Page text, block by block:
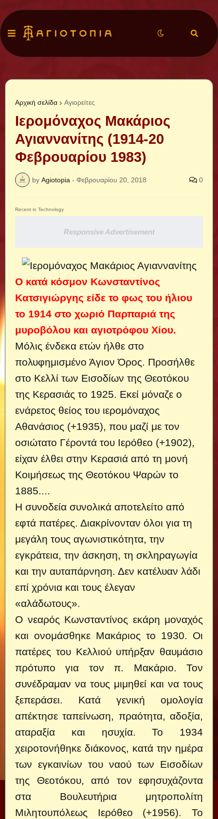
Αρχική σελίδα Αγιορείτες
Ιερομόναχος Μακάριος
Αγιαννανίτης (1914-20
Φεβρουαρίου 1983)
by Agiotopia - Φεβρουαρίου 20, 2018 0
Recent in Technology
Responsive Advertisement
Ο κατά κόσμον Κωνσταντίνος
Κατσιγιώργης είδε το φως του ήλιου
το 1914 στο χωριό Παρπαριά της
μυροβόλου και αγιοτρόφου Χίου.
Μόλις ένδεκα ετών ήλθε στο
πολυφημισμένο Άγιον Όρος. Προσήλθε
στο Κελλί των Εισοδίων της Θεοτόκου
της Κερασιάς το 1925. Εκεί μόναζε ο
ενάρετος θείος του ιερομόναχος
Αθανάσιος (+1935), που μαζί με τον
οσιώτατο Γέροντά του Ιερόθεο (+1902),
είχαν έλθει στην Κερασιά από τη μονή
Κοιμήσεως της Θεοτόκου Ψαρών το
1885....
Η συνοδεία συνολικά αποτελείτο από
εφτά πατέρες. Διακρίνονταν όλοι για τη
μεγάλη τους αγωνιστικότητα, την
εγκράτεια, την άσκηση, τη σκληραγωγία
και την αυταπάρνηση. Δεν κατέλυαν λάδι
επί χρόνια και τους έλεγαν
«αλάδωτους».
Ο νεαρός Κωνσταντίνος εκάρη μοναχός
και ονομάσθηκε Μακάριος το 1930. Οι
πατέρες του Κελλιού υπήρξαν θαυμάσιο
πρότυπο για τον π. Μακάριο. Τον
συνέδραμαν να τους μιμηθεί και να τους
ξεπεράσει. Κατά γενική ομολογία
απέκτησε ταπείνωση, πραότητα, αδοξία,
αταραξία και ησυχία. Το 1934
χειροτονήθηκε διάκονος, κατά την ημέρα
των εγκαινίων του ναού των Εισοδίων
της Θεοτόκου, από τον εφησυχάζοντα
στα Βουλευτήρια μητροπολίτη
Μιλητουπόλεως Ιερόθεο (+1956). Το